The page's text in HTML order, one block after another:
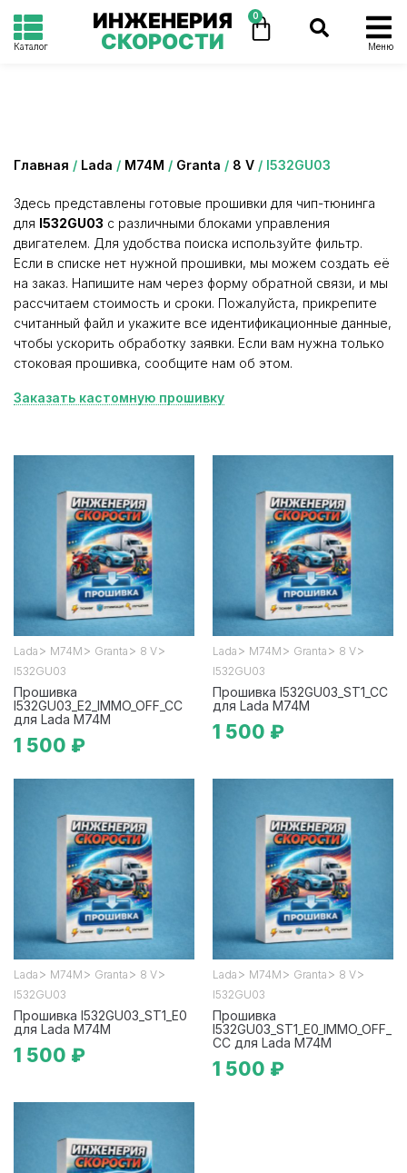
Каталог
ИНЖЕНЕРИЯ
СКОРОСТИ
0
Меню
Главная / Lada / М74М / Granta / 8 V / I532GU03
Здесь представлены готовые прошивки для чип-тюнинга
для I532GU03 с различными блоками управления
двигателем. Для удобства поиска используйте фильтр.
Если в списке нет нужной прошивки, мы можем создать её
на заказ. Напишите нам через форму обратной связи, и мы
рассчитаем стоимость и сроки. Пожалуйста, прикрепите
считанный файл и укажите все идентификационные данные,
чтобы ускорить обработку заявки. Если вам нужна только
стоковая прошивка, сообщите нам об этом.
Заказать кастомную прошивку
Lada > М74М > Granta > 8 V>
I532GU03
Прошивка
I532GU03_E2_IMMO_OFF_CC
для Lada М74М
1 500 ₽
Lada > М74М > Granta > 8 V>
I532GU03
Прошивка I532GU03_ST1_CC
для Lada М74М
1 500 ₽
Lada > М74М > Granta > 8 V>
I532GU03
Прошивка I532GU03_ST1_E0
для Lada М74М
1 500 ₽
Lada > М74М > Granta > 8 V>
I532GU03
Прошивка
I532GU03_ST1_E0_IMMO_OFF_
CC для Lada М74М
1 500 ₽